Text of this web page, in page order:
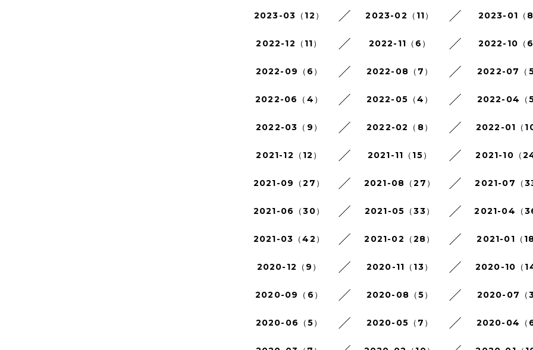
2023-03（12） 2023-02（11） 2023-01（8
2022-12（11） 2022-11（6） 2022-10（6
2022-09（6） 2022-08（7） 2022-07（5
2022-06（4） 2022-05（4） 2022-04（5
2022-03（9） 2022-02（8） 2022-01（10
2021-12（12） 2021-11（15） 2021-10（24
2021-09（27） 2021-08（27） 2021-07（33
2021-06（30） 2021-05（33） 2021-04（
2021-03（42） 2021-02（28） 2021-01（18
2020-12（9） 2020-11（13） 2020-10（14
2020-09（6） 2020-08（5） 2020-07（3
2020-06（5） 2020-05（7） 2020-04（6